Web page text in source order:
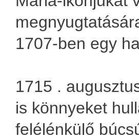
1707-ben egy
1715 .
is könnyeket
felélénkülő